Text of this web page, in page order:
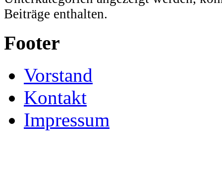
Beiträge enthalten.
Footer
Vorstand
Kontakt
Impressum